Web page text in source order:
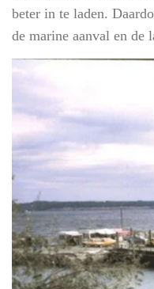
beter in te laden.
de marine aanval en de